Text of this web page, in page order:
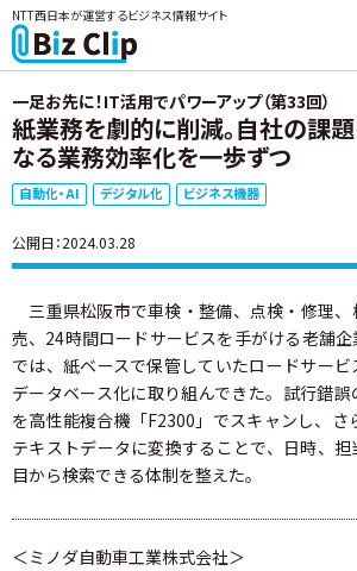
NTT西日本が運営するビジネス情報サイト
一足お先に！IT活用でパワーアップ（第33回）
紙業務を劇的に削減。自社の課
なる業務効率化を一歩ずつ
自動化・AI デジタル化 ビジネス機器
公開日：2024.03.28
三重県松阪市で車検・整備、点検・修理
売、24時間ロードサービスを手がける老舗
では、紙ベースで保管していたロードサー
データベース化に取り組んできた。試行錯
を高性能複合機「F2300」でスキャンし、さ
テキストデータに変換することで、日時、
目から検索できる体制を整えた。
＜ミノダ自動車工業株式会社＞